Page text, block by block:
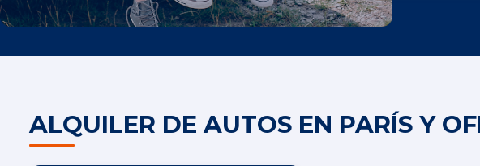
ALQUILER DE AUTOS EN PARÍS Y